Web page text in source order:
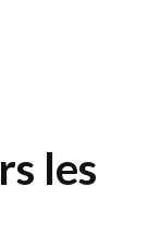
les